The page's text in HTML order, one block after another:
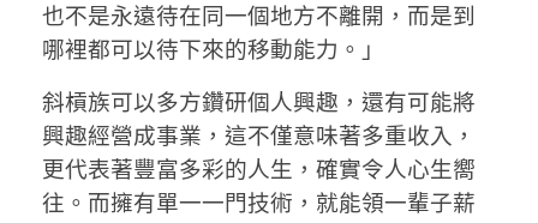
也不是永遠待在同一個地方不離開，而是到
哪裡都可以待下來的移動能力。」
斜槓族可以多方鑽研個人興趣，還有可能將
興趣經營成事業，這不僅意味著多重收入，
更代表著豐富多彩的人生，確實令人心生嚮
往。而擁有單一一門技術，就能領一輩子薪